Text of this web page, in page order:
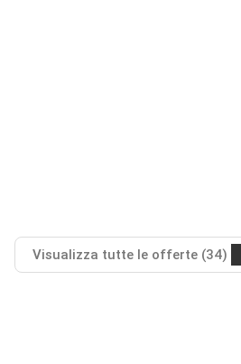
Visualizza tutte le offerte (34)